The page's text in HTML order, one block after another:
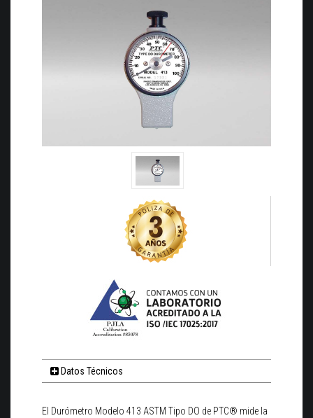
Datos Técnicos
El Durómetro Modelo 413 ASTM Tipo DO de PTC® mide la